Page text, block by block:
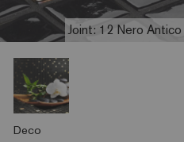
Joint: 12 Nero Antico
Deco